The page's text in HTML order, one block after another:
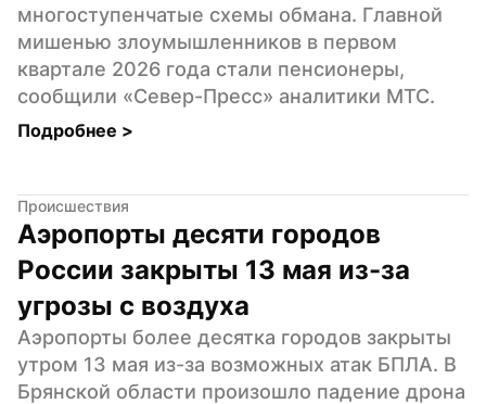
многоступенчатые схемы обмана. Главной
мишенью злоумышленников в первом
квартале 2026 года стали пенсионеры,
сообщили «Север-Пресс» аналитики МТС.
Подробнее >
Происшествия
Аэропорты десяти городов
России закрыты 13 мая из-за
угрозы с воздуха
Аэропорты более десятка городов закрыты
утром 13 мая из-за возможных атак БПЛА. В
Брянской области произошло падение дрона